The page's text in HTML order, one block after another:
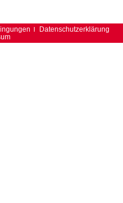
Datenschutzerklärung